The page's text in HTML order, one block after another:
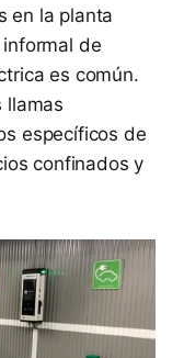
en la planta
de
es común.
llamas
específicos de
confinados y